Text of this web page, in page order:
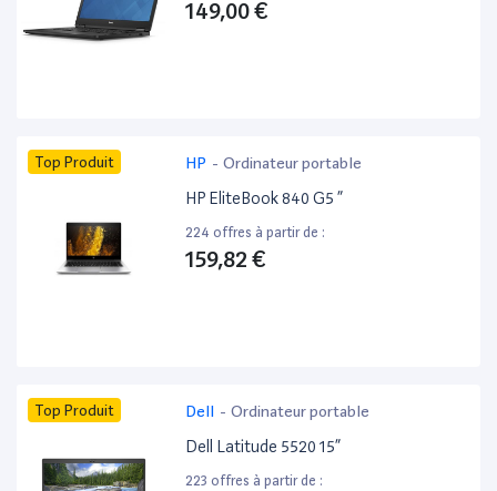
149,00 €
Top Produit HP - Ordinateur portable
HP EliteBook 840 G5 ”
224 offres à partir de :
159,82 €
Top Produit Dell - Ordinateur portable
Dell Latitude 5520 15”
223 offres à partir de :